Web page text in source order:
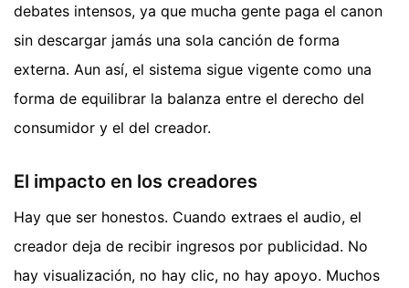
debates intensos, ya que mucha gente paga el canon
sin descargar jamás una sola canción de forma
externa. Aun así, el sistema sigue vigente como una
forma de equilibrar la balanza entre el derecho del
consumidor y el del creador.
El impacto en los creadores
Hay que ser honestos. Cuando extraes el audio, el
creador deja de recibir ingresos por publicidad. No
hay visualización, no hay clic, no hay apoyo. Muchos